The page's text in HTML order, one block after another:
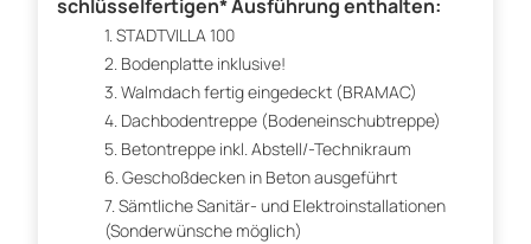
schlüsselfertigen* Ausführung enthalten:
STADTVILLA 100
Bodenplatte inklusive!
Walmdach fertig eingedeckt (BRAMAC)
Dachbodentreppe (Bodeneinschubtreppe)
Betontreppe inkl. Abstell/-Technikraum
Geschoßdecken in Beton ausgeführt
Sämtliche Sanitär- und Elektroinstallationen
(Sonderwünsche möglich)